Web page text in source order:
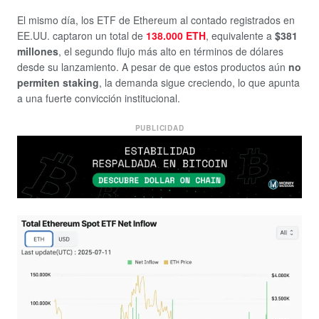
El mismo día, los ETF de Ethereum al contado registrados en
EE.UU. captaron un total de 138.000 ETH, equivalente a $381
millones, el segundo flujo más alto en términos de dólares
desde su lanzamiento. A pesar de que estos productos aún no
permiten staking, la demanda sigue creciendo, lo que apunta
a una fuerte convicción institucional.
PUBLICIDAD